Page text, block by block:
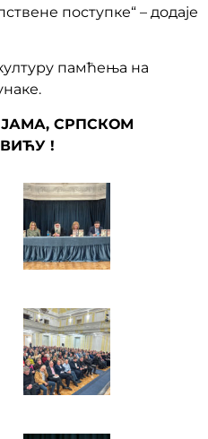
поступке“ – додаје
памћења на
СРПСКОМ
!